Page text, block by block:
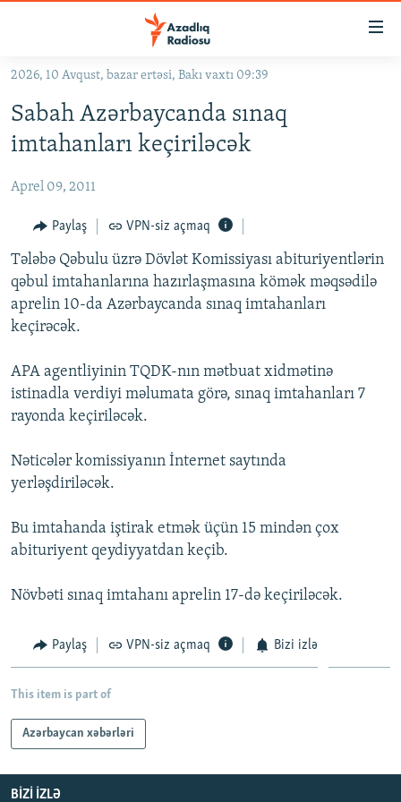
Əsas
qayıt
Əsas
qayıt
#ƏSLINDƏ
FƏRQƏ BAX
QANUNI DOĞRU
ARAŞDIRMA
MULTIMEDIA
FOTOQALEREYA
İNFOQRAFIKA
KARIKATURA
OXU ZALI
AZƏRBAYCAN ƏDƏBIYYATI KITABXANASI
İSLAM VƏ DEMOKRATIYA
İZ - MƏDƏNIYYƏT PROQRAMI
HAQQIMIZDA
MISSIYAMIZ
PEŞƏ ETIKASI VƏ JURNALISTIKA STANDARTLARIMIZ
MATERIALLARIMIZDAN ISTIFADƏ
BIZIMLƏ ƏLAQƏ
RFE/RL-in bütün saytları
2026, 10 Avqust, bazar ertəsi, Bakı vaxtı 09:39
Sabah Azərbaycanda sınaq
imtahanları keçiriləcək
Aprel 09, 2011
Paylaş VPN-siz açmaq
Tələbə Qəbulu üzrə Dövlət Komissiyası abituriyentlərin
qəbul imtahanlarına hazırlaşmasına kömək məqsədilə
aprelin 10-da Azərbaycanda sınaq imtahanları
keçirəcək.
APA agentliyinin TQDK-nın mətbuat xidmətinə
istinadla verdiyi məlumata görə, sınaq imtahanları 7
rayonda keçiriləcək.
Nəticələr komissiyanın İnternet saytında
yerləşdiriləcək.
Bu imtahanda iştirak etmək üçün 15 mindən çox
abituriyent qeydiyyatdan keçib.
Növbəti sınaq imtahanı aprelin 17-də keçiriləcək.
Paylaş VPN-siz açmaq Bizi izlə
This item is part of
Azərbaycan xəbərləri
BIZI IZLƏ